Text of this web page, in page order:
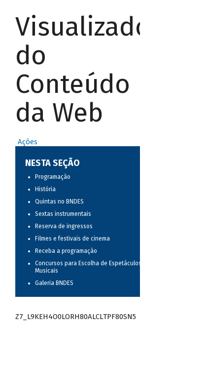
Visualizador
do
Conteúdo
da Web
Ações
NESTA SEÇÃO
Programação
História
Quintas no BNDES
Sextas instrumentais
Reserva de ingressos
Filmes e festivais de cinema
Receba a programação
Concursos para Escolha de Espetáculos
Musicais
Galeria BNDES
Z7_L9KEH4O0LORH80ALCLTPF80SN5